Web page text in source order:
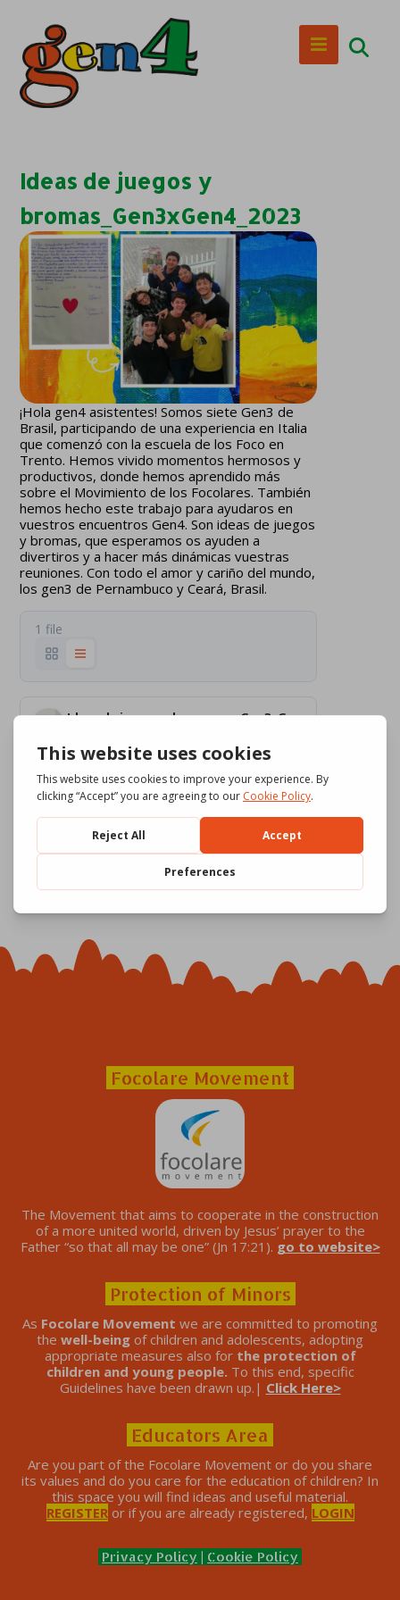
Ideas de juegos y
bromas_Gen3xGen4_2023
¡Hola gen4 asistentes! Somos siete Gen3 de
Brasil, participando de una experiencia en Italia
que comenzó con la escuela de los Foco en
Trento. Hemos vivido momentos hermosos y
productivos, donde hemos aprendido más
sobre el Movimiento de los Focolares. También
hemos hecho este trabajo para ayudaros en
vuestros encuentros Gen4. Son ideas de juegos
y bromas, que esperamos os ayuden a
divertiros y a hacer más dinámicas vuestras
reuniones. Con todo el amor y cariño del mundo,
los gen3 de Pernambuco y Ceará, Brasil.
1 file
Ideas de juegos y bromas_es_Gen3xGen4_2023_VIDEO
Focolare Movement
The Movement that aims to cooperate in the construction
of a more united world, driven by Jesus’ prayer to the
Father “so that all may be one” (Jn 17:21). go to website>
Protection of Minors
As Focolare Movement we are committed to promoting
the well-being of children and adolescents, adopting
appropriate measures also for the protection of
children and young people. To this end, specific
Guidelines have been drawn up.| Click Here>
Educators Area
Are you part of the Focolare Movement or do you share
its values ​​and do you care for the education of children? In
this space you will find ideas and useful material.
REGISTERor if you are already registered, LOGIN
Privacy Policy | Cookie Policy